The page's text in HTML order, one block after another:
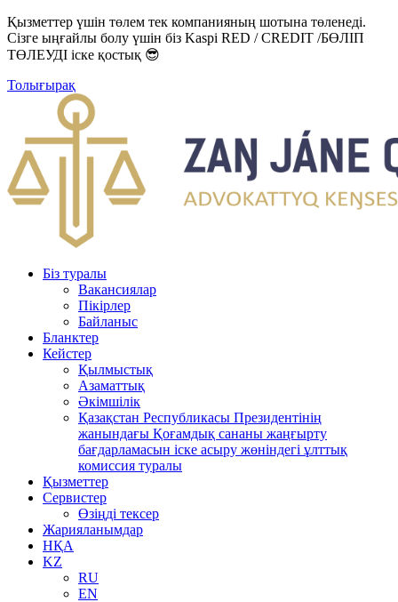
Қызметтер үшін төлем тек компанияның шотына төленеді.
Сізге ыңғайлы болу үшін біз Kaspi RED / CREDIT /БӨЛІП
ТӨЛЕУДІ іске қостық 😎
Толығырақ
Біз туралы
Вакансиялар
Пікірлер
Байланыс
Бланктер
Кейстер
Қылмыстық
Азаматтық
Әкімшілік
Қазақстан Республикасы Президентінің
жанындағы Қоғамдық сананы жаңғырту
бағдарламасын іске асыру жөніндегі ұлттық
комиссия туралы
Қызметтер
Сервистер
Өзіңді тексер
Жарияланымдар
НҚА
KZ
RU
EN